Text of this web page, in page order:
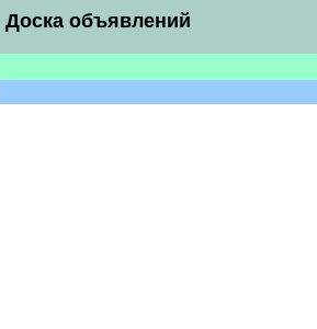
Доска объявлений